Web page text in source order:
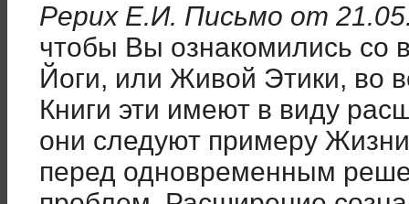
Рерих Е.И. Письмо от
чтобы Вы ознакомились со
Йоги, или Живой Этики, во
Книги эти имеют в виду
они следуют примеру
перед одновременным